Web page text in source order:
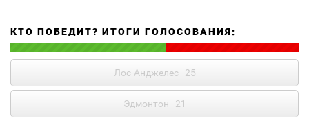
КТО ПОБЕДИТ? ИТОГИ ГОЛОСОВАНИЯ:
Лос-Анджелес 25
Эдмонтон 21